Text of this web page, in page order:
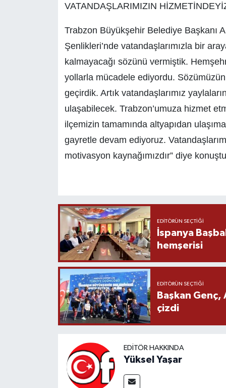
VATANDAŞLARIMIZIN
Trabzon Büyükşehir Belediye Başkanı
Şenlikleri’nde vatandaşlarımızla bir
kalmayacağı sözünü vermiştik.
yollarla mücadele ediyordu.
geçirdik. Artık vatandaşlarımız
ulaşabilecek. Trabzon’umuza hizmet
ilçemizin tamamında altyapıdan
gayretle devam ediyoruz.
motivasyon kaynağımızdır” diye
EDITÖRÜN SEÇTIĞI
İspanya
hemşerisi
EDITÖRÜN SEÇTIĞI
Başkan
çizdi
EDITÖR HAKKINDA
Yüksel Yaşar